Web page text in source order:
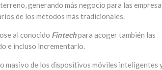
generando más negocio para las
de los métodos más tradicionales.
al conocido Fintechpara acoger también las
e incluso incrementarlo.
masivo de los dispositivos móviles inteligentes